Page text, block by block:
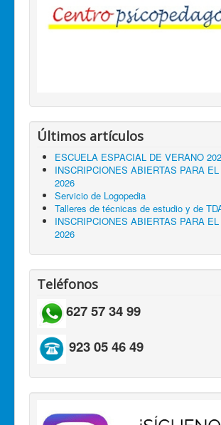
Últimos artículos
ESCUELA ESPACIAL DE VERANO
INSCRIPCIONES ABIERTAS PARA
2026
Servicio de Logopedia
Talleres de técnicas de estudio y de
INSCRIPCIONES ABIERTAS PARA
2026
Teléfonos
627 57 34 99
923 05 46 49